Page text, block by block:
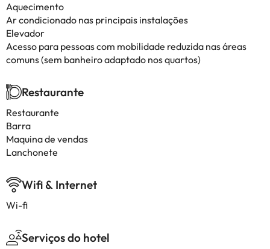
Aquecimento
Ar condicionado nas principais instalações
Elevador
Acesso para pessoas com mobilidade reduzida nas áreas
comuns (sem banheiro adaptado nos quartos)
Restaurante
Restaurante
Barra
Maquina de vendas
Lanchonete
Wifi & Internet
Wi-fi
Serviços do hotel